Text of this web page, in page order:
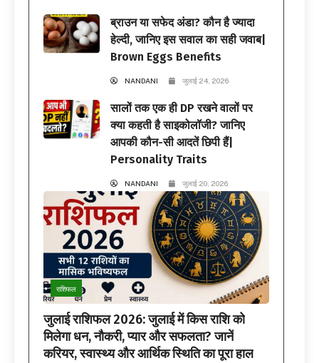
ब्राउन या सफेद अंडा? कौन है ज्यादा
हेल्दी, जानिए इस सवाल का सही जवाब|
Brown Eggs Benefits
NANDANI जुलाई 24, 2026
सालों तक एक ही DP रखने वालों पर
क्या कहती है साइकोलॉजी? जानिए
आपकी कौन-सी आदतें छिपी हैं|
Personality Traits
NANDANI जुलाई 20, 2026
राशिफल
जुलाई राशिफल 2026: जुलाई में किस राशि को
मिलेगा धन, नौकरी, प्यार और सफलता? जानें
करियर, स्वास्थ्य और आर्थिक स्थिति का पूरा हाल